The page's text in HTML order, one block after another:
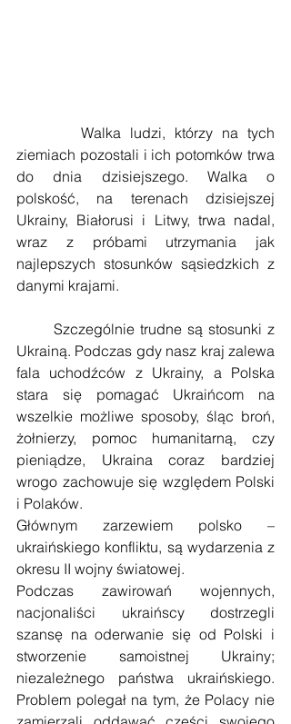
ziemiach pozostali i ich potomków trwa
do dnia dzisiejszego. Walka o
polskość, na terenach dzisiejszej
Ukrainy, Białorusi i Litwy, trwa nadal,
wraz z próbami utrzymania jak
najlepszych stosunków sąsiedzkich z
danymi krajami.
       Szczególnie trudne są stosunki z
Ukrainą. Podczas gdy nasz kraj zalewa
fala uchodźców z Ukrainy, a Polska
stara się pomagać Ukraińcom na
wszelkie możliwe sposoby, śląc broń,
żołnierzy, pomoc humanitarną, czy
pieniądze, Ukraina coraz bardziej
wrogo zachowuje się względem Polski
i Polaków.
Głównym zarzewiem polsko –
ukraińskiego konfliktu, są wydarzenia z
okresu II wojny światowej.
Podczas zawirowań wojennych,
nacjonaliści ukraińscy dostrzegli
szansę na oderwanie się od Polski i
stworzenie samoistnej Ukrainy;
niezależnego państwa ukraińskiego.
Problem polegał na tym, że Polacy nie